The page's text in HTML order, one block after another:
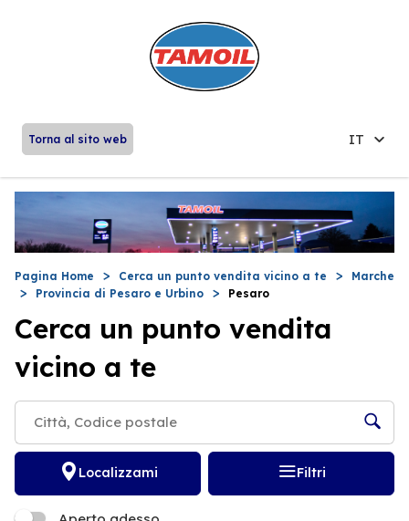
Torna al sito web IT
Pagina Home Cerca un punto vendita vicino a te
Marche
Provincia di Pesaro e Urbino
Pesaro
Cerca un punto vendita
vicino a te
Localizzami Filtri